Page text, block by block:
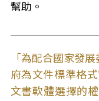
幫助。
「為配合國家發
府為文件標準格
文書軟體選擇的